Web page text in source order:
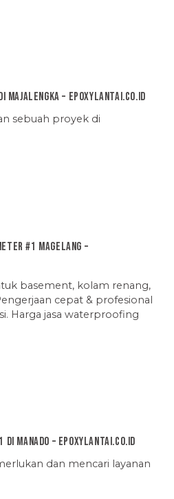
Majalengka – EpoxyLantai.co.id
sebuah proyek di
#1 Magelang –
basement, kolam renang,
cepat & profesional
Harga jasa waterproofing
di Manado – EpoxyLantai.co.id
dan mencari layanan